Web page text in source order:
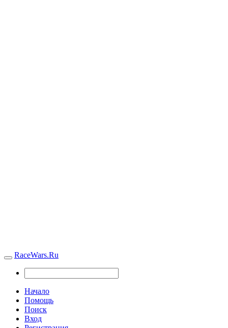
RaceWars.Ru
Начало
Помощь
Поиск
Вход